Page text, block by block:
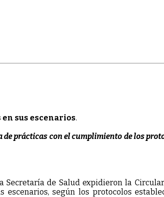
sus escenarios.
prácticas con el cumplimiento de los
Secretaría de Salud expidieron la
según los protocolos